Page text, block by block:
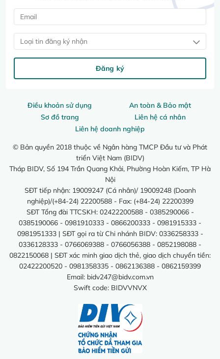
Điều khoản sử dụng
An toàn & Bảo mật
Sơ đồ trang
Liên hệ cá nhân
Liên hệ doanh nghiệp
© Bản quyền 2018 thuộc về Ngân hàng TMCP Đầu tư và Phát
triển Việt Nam (BIDV)
Tháp BIDV, Số 194 Trần Quang Khải, Phường Hoàn Kiếm, TP Hà
Nội
SĐT tiếp nhận: 19009247 (Cá nhân)/ 19009248 (Doanh
nghiệp)/(+84-24) 22200588 - Fax: (+84-24) 22200399
SĐT Tổng đài TTCSKH: 02422200588 - 0385290066 -
0385190066 - 0981910333 - 0866200333 - 0981915333 -
0981951333 | SĐT gọi ra từ Chi nhánh BIDV: 0336258333 -
0336128333 - 0766069388 - 0766056388 - 0852198088 -
0822150068 | SĐT xác minh giao dịch thẻ, giao dịch chuyển tiền:
02422200520 - 0981358335 - 0862136388 - 0862159399
Email: bidv247@bidv.com.vn
Swift code: BIDVVNVX
Loại tin đăng ký nhận
Đăng ký